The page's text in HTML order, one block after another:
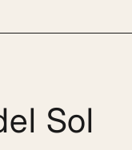
Sol